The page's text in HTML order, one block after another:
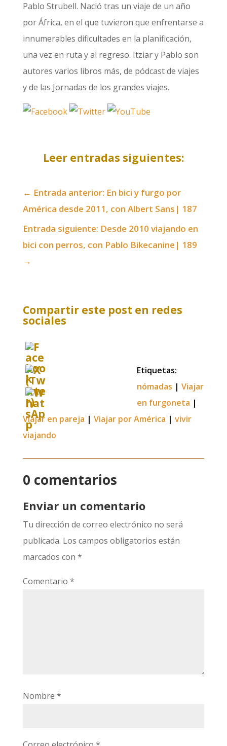
Pablo Strubell. Nació tras un viaje de un año
por África, en el que tuvieron que enfrentarse a
innumerables dificultades en la planificación,
una vez en ruta y al regreso. Itziar y Pablo son
autores varios libros más, de pódcast de viajes
y de las Jornadas de los grandes viajes.
Leer entradas siguientes:
← Entrada anterior: En bici y furgo por
América desde 2011, con Albert Sans| 187
Entrada siguiente: Desde 2010 viajando en
bici con perros, con Pablo Bikecanine| 189
→
Compartir este post en redes
sociales
Etiquetas:
nómadas | Viajar
en furgoneta |
Viajar en pareja | Viajar por América | vivir
viajando
0 comentarios
Enviar un comentario
Tu dirección de correo electrónico no será
publicada. Los campos obligatorios están
marcados con *
Comentario *
Nombre *